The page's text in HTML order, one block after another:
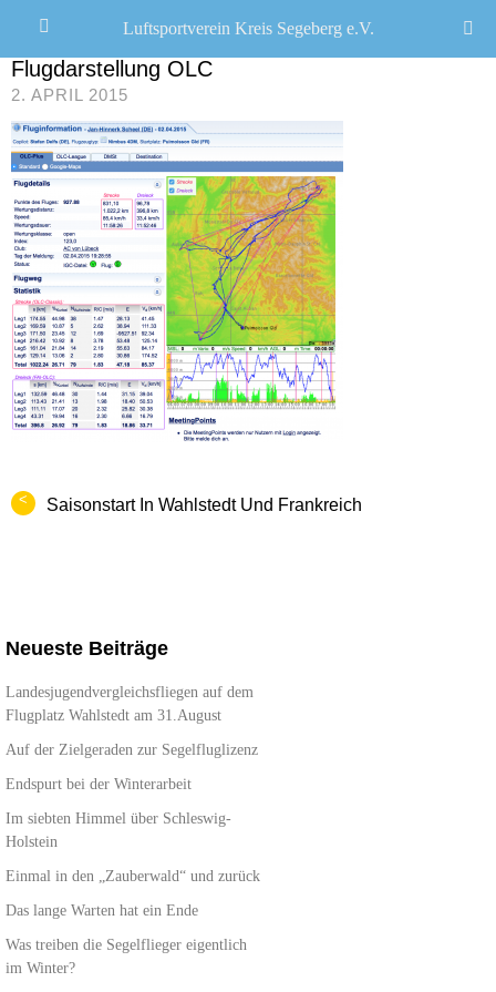
CHRISTOPH R. SCHWARZ
Flugdarstellung OLC
2. APRIL 2015
< Saisonstart In Wahlstedt Und Frankreich
Neueste Beiträge
Landesjugendvergleichsfliegen auf dem
Flugplatz Wahlstedt am 31.August
Auf der Zielgeraden zur Segelfluglizenz
Endspurt bei der Winterarbeit
Im siebten Himmel über Schleswig-
Holstein
Einmal in den „Zauberwald“ und zurück
Das lange Warten hat ein Ende
Was treiben die Segelflieger eigentlich
im Winter?
Luftsportverein Kreis Segeberg e.V.